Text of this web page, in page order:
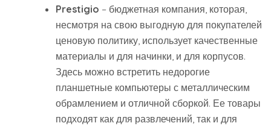
Prestigio – бюджетная компания, которая,
несмотря на свою выгодную для покупателей
ценовую политику, использует качественные
материалы и для начинки, и для корпусов.
Здесь можно встретить недорогие
планшетные компьютеры с металлическим
обрамлением и отличной сборкой. Ее товары
подходят как для развлечений, так и для